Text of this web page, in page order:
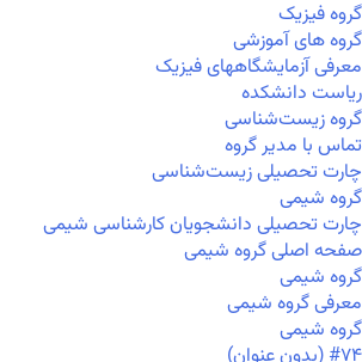
گروه فیزیک
گروه های آموزشی
معرفی آزمایشگاههای فیزیک
ریاست دانشکده
گروه زیست‌شناسی
تماس با مدیر گروه
چارت تحصیلی زیست‌شناسی
گروه شیمی
چارت تحصیلی دانشجویان کارشناسی شیمی
صفحه اصلی گروه شیمی
گروه شیمی
معرفی گروه شیمی
گروه شیمی